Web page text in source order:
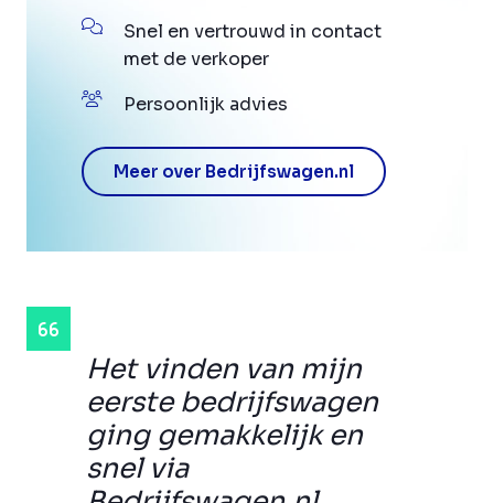
Het vinden van mijn
eerste bedrijfswagen
ging gemakkelijk en
snel via
Snel en vertrouwd in contact
met de verkoper
Persoonlijk advies
Meer over Bedrijfswagen.nl